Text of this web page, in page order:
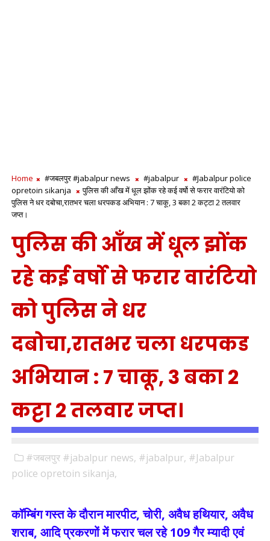
Home #जबलपुर #jabalpur news #jabalpur
#Jabalpur police
opretoin sikanja
पुलिस की आँख में धूल झोंक रहे कई वर्षो से फरार वारंटियो को
पुलिस ने धर दबोचा,रातभर चला धरपकड अभियान : 7 चाकू, 3 बका 2 कट्टा 2 तलवार
जप्त।
पुलिस की आँख में धूल झोंक
रहे कई वर्षो से फरार वारंटियो
को पुलिस ने धर
दबोचा,रातभर चला धरपकड
अभियान : 7 चाकू, 3 बका 2
कट्टा 2 तलवार जप्त।
#जबलपुर #jabalpur news, #jabalpur, #Jabalpur
police opretoin sikanja,
कॉम्बिंग गस्त के दौरान मारपीट, चोरी, अवैध हथियार, अवैध
शराब, आदि प्रकरणों में फरार चल रहे 109 गैर म्यादी एवं